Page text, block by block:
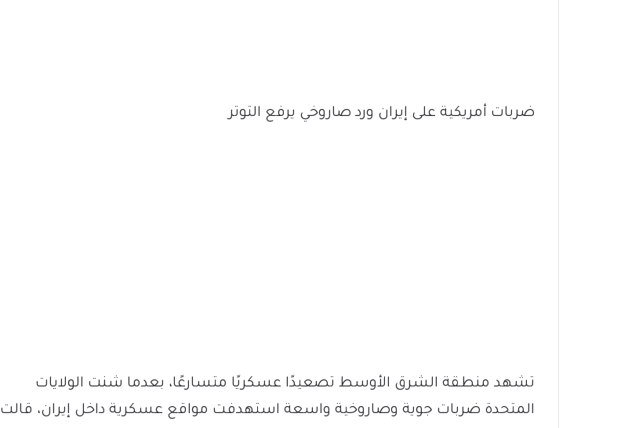
ضربات أمريكية على إيران ورد صاروخي يرفع التوتر
تشهد منطقة الشرق الأوسط تصعيدًا عسكريًا متسارعًا، بعدما شنت الولايات
المتحدة ضربات جوية وصاروخية واسعة استهدفت مواقع عسكرية داخل إيران، قالت